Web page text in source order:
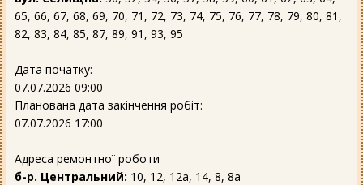
65, 66, 67, 68, 69, 70, 71, 72, 73, 74, 75, 76, 77, 78, 79, 80, 81,
82, 83, 84, 85, 87, 89, 91, 93, 95
Дата початку:
07.07.2026 09:00
Планована дата закінчення робіт:
07.07.2026 17:00
Адреса ремонтної роботи
б-р. Центральний: 10, 12, 12а, 14, 8, 8а